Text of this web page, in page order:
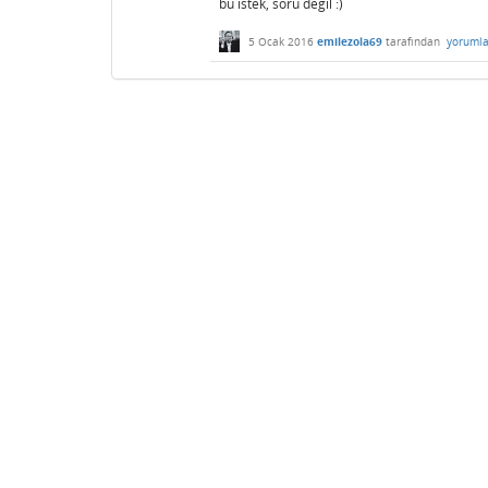
bu istek, soru degil :)
5 Ocak 2016 emilezola69 tarafından